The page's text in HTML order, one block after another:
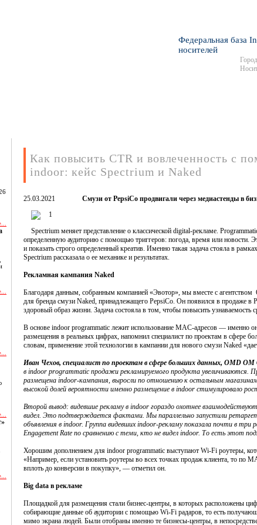
Федеральная база
носителей
Как повысить CTR и вовлеченность с
indoor: кейс Spectrium и Naked
25.03.2021 Смузи от PepsiCo продвигали через медиастенды в
Spectrium меняет представление о классической digital-рекламе.
определенную аудиторию с помощью триггеров: погода, время или новости.
и показать строго определенный креатив. Именно такая задача стояла в
Spectrium рассказала о ее механике и результатах.
Рекламная кампания Naked
Благодаря данным, собранным компанией «Эвотор», мы вместе с
для бренда смузи Naked, принадлежащего PepsiCo. Он появился в
здоровый образ жизни. Задача состояла в том, чтобы повысить узнаваемость
В основе indoor programmatic лежит использование MAC-адресов — именно
размещения в реальных цифрах, напомнил специалист по проектам в
словам, применение этой технологии в кампании для нового смузи Naked
Иван Чехов, специалист по проектам в сфере больших данных, OMD OM
в indoor programmatic продажи рекламируемого продукта увеличиваются.
размещена indoor-кампания, выросли по отношению к остальным
высокой долей вероятности именно размещение в indoor стимулировало
Второй вывод: видевшие рекламу в indoor гораздо охотнее
видел. Это подтверждается фактами. Мы параллельно запустили
объявления в indoor. Группа видевших indoor-рекламу показала почти в три
Engagement Rate по сравнению с теми, кто не видел indoor. То есть этот
Хорошим дополнением для indoor programmatic выступают Wi-Fi роутеры,
«Например, если установить роутеры во всех точках продаж клиента, то по
вплоть до конверсии в покупку», — отметил он.
Big data в рекламе
Площадкой для размещения стали бизнес-центры, в которых расположены
собирающие данные об аудитории с помощью Wi-Fi радаров, то есть
мимо экрана людей. Были отобраны именно те бизнесы-центры, в